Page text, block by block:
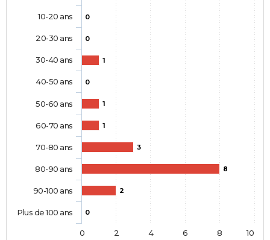
0
0
1
0
1
1
3
8
2
0
10-20 ans
20-30 ans
30-40 ans
40-50 ans
50-60 ans
60-70 ans
70-80 ans
80-90 ans
90-100 ans
Plus de 100 ans
0 2 4 6 8 10